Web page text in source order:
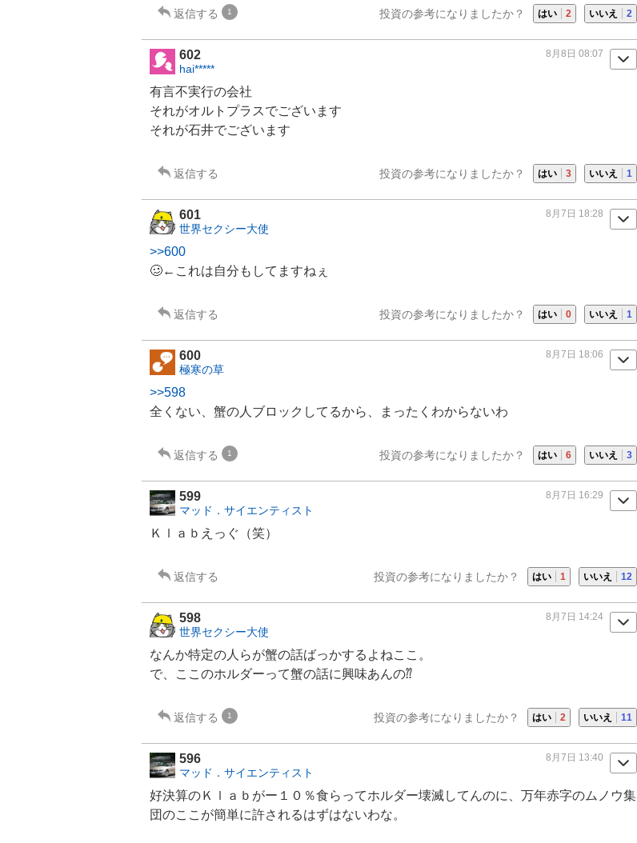
返信する 1 投資の参考になりましたか？ はい 2 いいえ 2
602
hai*****
8月8日 08:07
有言不実行の会社
それがオルトプラスでございます
それが石井でございます
返信する 投資の参考になりましたか？ はい 3 いいえ 1
601
世界セクシー大使
8月7日 18:28
>>600
🥴←これは自分もしてますねぇ
返信する 投資の参考になりましたか？ はい 0 いいえ 1
600
極寒の草
8月7日 18:06
>>598
全くない、蟹の人ブロックしてるから、まったくわからないわ
返信する 1 投資の参考になりましたか？ はい 6 いいえ 3
599
マッド．サイエンティスト
8月7日 16:29
Ｋｌａｂえっぐ（笑）
返信する 投資の参考になりましたか？ はい 1 いいえ 12
598
世界セクシー大使
8月7日 14:24
なんか特定の人らが蟹の話ばっかするよねここ。
で、ここのホルダーって蟹の話に興味あんの⁇
返信する 1 投資の参考になりましたか？ はい 2 いいえ 11
596
マッド．サイエンティスト
8月7日 13:40
好決算のＫｌａｂがー１０％食らってホルダー壊滅してんのに、万年赤字のムノウ集
団のここが簡単に許されるはずはないわな。